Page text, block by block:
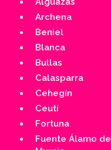
Archena
Beniel
Blanca
Bullas
Calasparra
Cehegín
Ceutí
Fortuna
Fuente Álamo de